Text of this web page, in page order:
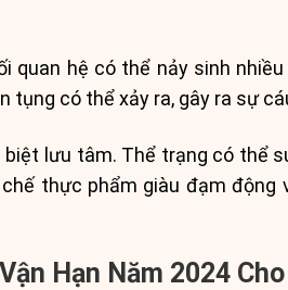
quan hệ có thể nảy sinh
tụng có thể xảy ra, gây ra sự
lưu tâm. Thể trạng có thể
thực phẩm giàu đạm
Hạn Năm 2024